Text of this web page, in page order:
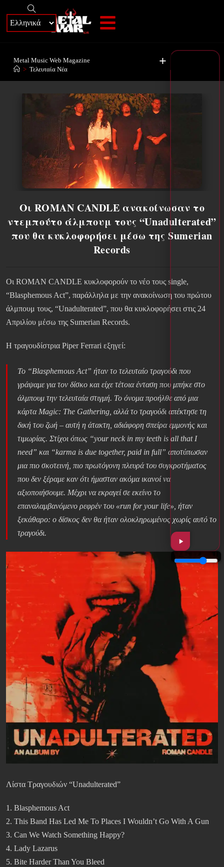
+
Metal Music Web Magazine
> Τελευταία Νέα
Οι ROMAN CANDLE ανακοίνωσαν το
ντεμπούτο άλμπουμ τους “Unadulterated”
που θα κυκλοφορήσει μέσω της Sumerian
Records
Οι ROMAN CANDLE κυκλοφορούν το νέο τους single,
“Blasphemous Act”, παράλληλα με την ανακοίνωση του πρώτου
άλμπουμ τους, “Unadulterated”, που θα κυκλοφορήσει στις 24
Απριλίου μέσω της Sumerian Records.
Η τραγουδίστρια Piper Ferrari εξηγεί:
Το “Blasphemous Act” ήταν το τελευταίο τραγούδι που
γράψαμε για τον δίσκο και είχε τέτοια ένταση που μπήκε στο
άλμπουμ την τελευταία στιγμή. Το όνομα προήλθε από μια
κάρτα Magic: The Gathering, αλλά το τραγούδι απέκτησε τη
δική του ζωή – αυτή η άτακτη, αδιάφορη σπείρα εμμονής και
τιμωρίας. Στίχοι όπως “your neck in my teeth is all that I
need” και “karma is due together, paid in full” αποτύπωσαν
μια πιο σκοτεινή, πιο πρωτόγονη πλευρά του συγκροτήματος
που δεν ξέραμε καν ότι ήμασταν ακόμα ικανοί να
αξιοποιήσουμε. Μέχρι να εκραγεί σε εκείνο το
επαναλαμβανόμενο ρεφρέν του «run for your life», ήταν
ξεκάθαρο: ο δίσκος δεν θα ήταν ολοκληρωμένος χωρίς αυτό το
τραγούδι.
Λίστα Τραγουδιών “Unadulterated”
1. Blasphemous Act
2. This Band Has Led Me To Places I Wouldn’t Go With A Gun
3. Can We Watch Something Happy?
4. Lady Lazarus
5. Bite Harder Than You Bleed